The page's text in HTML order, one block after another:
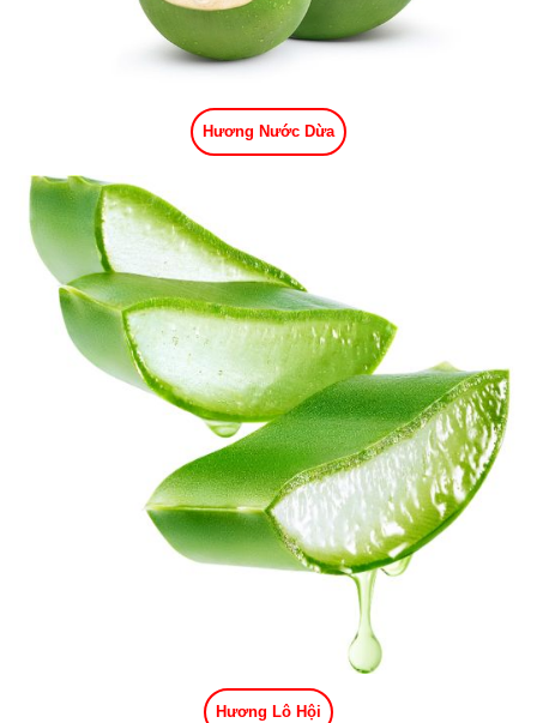
Hương Nước Dừa
Hương Lô Hội